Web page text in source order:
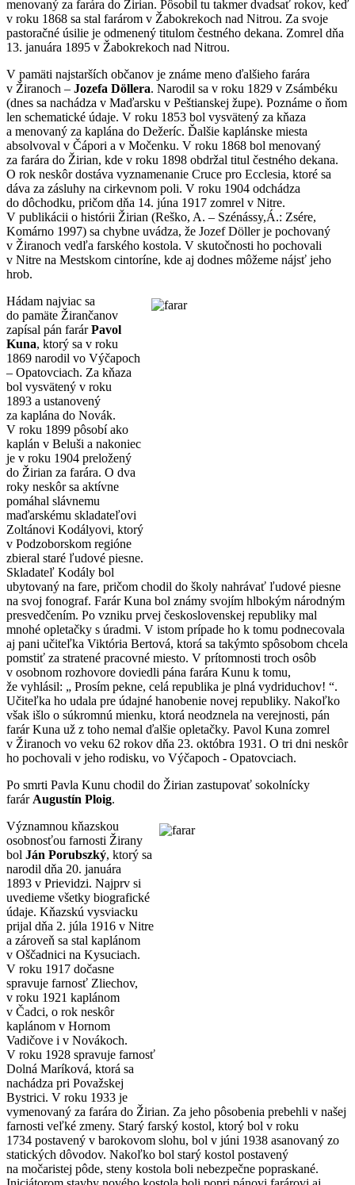
menovaný za farára do Žirian. Pôsobil tu takmer dvadsať rokov, keď
v roku 1868 sa stal farárom v Žabokrekoch nad Nitrou. Za svoje
pastoračné úsilie je odmenený titulom čestného dekana. Zomrel dňa
13. januára 1895 v Žabokrekoch nad Nitrou.
V pamäti najstarších občanov je známe meno ďalšieho farára
v Žiranoch – Jozefa Döllera. Narodil sa v roku 1829 v Zsámbéku
(dnes sa nachádza v Maďarsku v Peštianskej župe). Poznáme o ňom
len schematické údaje. V roku 1853 bol vysvätený za kňaza
a menovaný za kaplána do Dežeríc. Ďalšie kaplánske miesta
absolvoval v Čápori a v Močenku. V roku 1868 bol menovaný
za farára do Žirian, kde v roku 1898 obdržal titul čestného dekana.
O rok neskôr dostáva vyznamenanie Cruce pro Ecclesia, ktoré sa
dáva za zásluhy na cirkevnom poli. V roku 1904 odchádza
do dôchodku, pričom dňa 14. júna 1917 zomrel v Nitre.
V publikácii o histórii Žirian (Reško, A. – Szénássy,Á.: Zsére,
Komárno 1997) sa chybne uvádza, že Jozef Döller je pochovaný
v Žiranoch vedľa farského kostola. V skutočnosti ho pochovali
v Nitre na Mestskom cintoríne, kde aj dodnes môžeme nájsť jeho
hrob.
Hádam najviac sa
do pamäte Žirančanov
zapísal pán farárPavol
Kuna, ktorý sa v roku
1869 narodil vo Výčapoch
– Opatovciach. Za kňaza
bol vysvätený v roku
1893 a ustanovený
za kaplána do Novák.
V roku 1899 pôsobí ako
kaplán v Beluši a nakoniec
je v roku 1904 preložený
do Žirian za farára. O dva
roky neskôr sa aktívne
pomáhal slávnemu
maďarskému skladateľovi
Zoltánovi Kodályovi, ktorý
v Podzoborskom regióne
zbieral staré ľudové piesne.
Skladateľ Kodály bol
ubytovaný na fare, pričom chodil do školy nahrávať ľudové piesne
na svoj fonograf. Farár Kuna bol známy svojím hlbokým národným
presvedčením. Po vzniku prvej československej republiky mal
mnohé opletačky s úradmi. V istom prípade ho k tomu podnecovala
aj pani učiteľka Viktória Bertová, ktorá sa takýmto spôsobom chcela
pomstiť za stratené pracovné miesto. V prítomnosti troch osôb
v osobnom rozhovore doviedli pána farára Kunu k tomu,
že vyhlásil: „ Prosím pekne, celá republika je plná vydriduchov! “.
Učiteľka ho udala pre údajné hanobenie novej republiky. Nakoľko
však išlo o súkromnú mienku, ktorá neodznela na verejnosti, pán
farár Kuna už z toho nemal ďalšie opletačky. Pavol Kuna zomrel
v Žiranoch vo veku 62 rokov dňa 23. októbra 1931. O tri dni neskôr
ho pochovali v jeho rodisku, vo Výčapoch - Opatovciach.
Po smrti Pavla Kunu chodil do Žirian zastupovať sokolnícky
farár Augustín Ploig.
Významnou kňazskou
osobnosťou farnosti Žirany
bol Ján Porubszký, ktorý sa
narodil dňa 20. januára
1893 v Prievidzi. Najprv si
uvedieme všetky biografické
údaje. Kňazskú vysviacku
prijal dňa 2. júla 1916 v Nitre
a zároveň sa stal kaplánom
v Oščadnici na Kysuciach.
V roku 1917 dočasne
spravuje farnosť Zliechov,
v roku 1921 kaplánom
v Čadci, o rok neskôr
kaplánom v Hornom
Vadičove i v Novákoch.
V roku 1928 spravuje farnosť
Dolná Maríková, ktorá sa
nachádza pri Považskej
Bystrici. V roku 1933 je
vymenovaný za farára do Žirian. Za jeho pôsobenia prebehli v našej
farnosti veľké zmeny. Starý farský kostol, ktorý bol v roku
1734 postavený v barokovom slohu, bol v júni 1938 asanovaný zo
statických dôvodov. Nakoľko bol starý kostol postavený
na močaristej pôde, steny kostola boli nebezpečne popraskané.